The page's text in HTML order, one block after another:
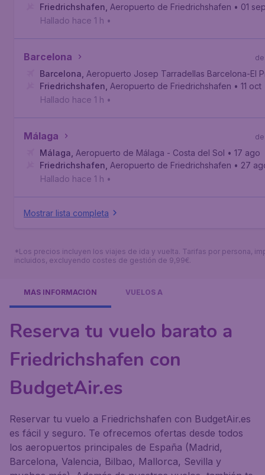
Friedrichshafen Aeropuerto de Friedrichshafen • 01
Hallado hace 1 h •
Barcelona
Barcelona Aeropuerto Josep Tarradellas Barcelona-El
Friedrichshafen Aeropuerto de Friedrichshafen • 11 oct
Hallado hace 1 h •
Málaga
Málaga Aeropuerto de Málaga - Costa del Sol • 17 ago
Friedrichshafen Aeropuerto de Friedrichshafen • 27
Hallado hace 1 h •
Mostrar lista completa
*Los precios incluyen los viajes de ida y vuelta. Tarifas por persona,
incluidos, excluyendo costes de gestión de 9,99€.
MÁS INFORMACIÓN VUELOS A
Reserva tu vuelo barato a
Friedrichshafen con
BudgetAir.es
Reservar tu vuelo a Friedrichshafen con BudgetAir.es
es fácil y seguro. Te ofrecemos ofertas desde todos
los aeropuertos principales de España (Madrid,
Barcelona, Valencia, Bilbao, Mallorca, Sevilla y